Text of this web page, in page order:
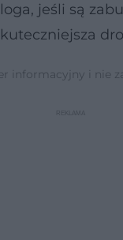
jeśli są
informacyjny i nie